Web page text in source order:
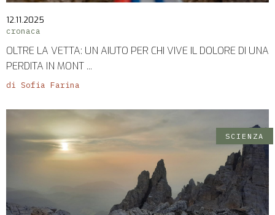
12.11.2025
cronaca
OLTRE LA VETTA: UN AIUTO PER CHI VIVE IL DOLORE DI UNA
PERDITA IN MONT ...
di Sofia Farina
SCIENZA